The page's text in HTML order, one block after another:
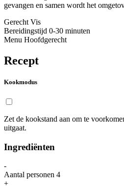
gevangen en samen wordt het
Gerecht Vis
Bereidingstijd 0-30 minuten
Menu Hoofdgerecht
Recept
Kookmodus
Zet de kookstand aan om te
uitgaat.
Ingrediënten
-
Aantal personen 4
+